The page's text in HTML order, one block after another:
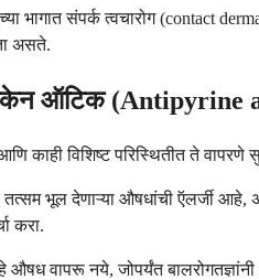
भागात संपर्क त्वचारोग (contact
असते.
ऑटिक
काही विशिष्ट परिस्थितीत ते
तत्सम भूल देणाऱ्या औषधांची ऍलर्जी
करा.
हे औषध वापरू नये, जोपर्यंत